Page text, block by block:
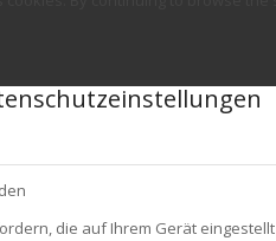
die auf Ihrem Gerät